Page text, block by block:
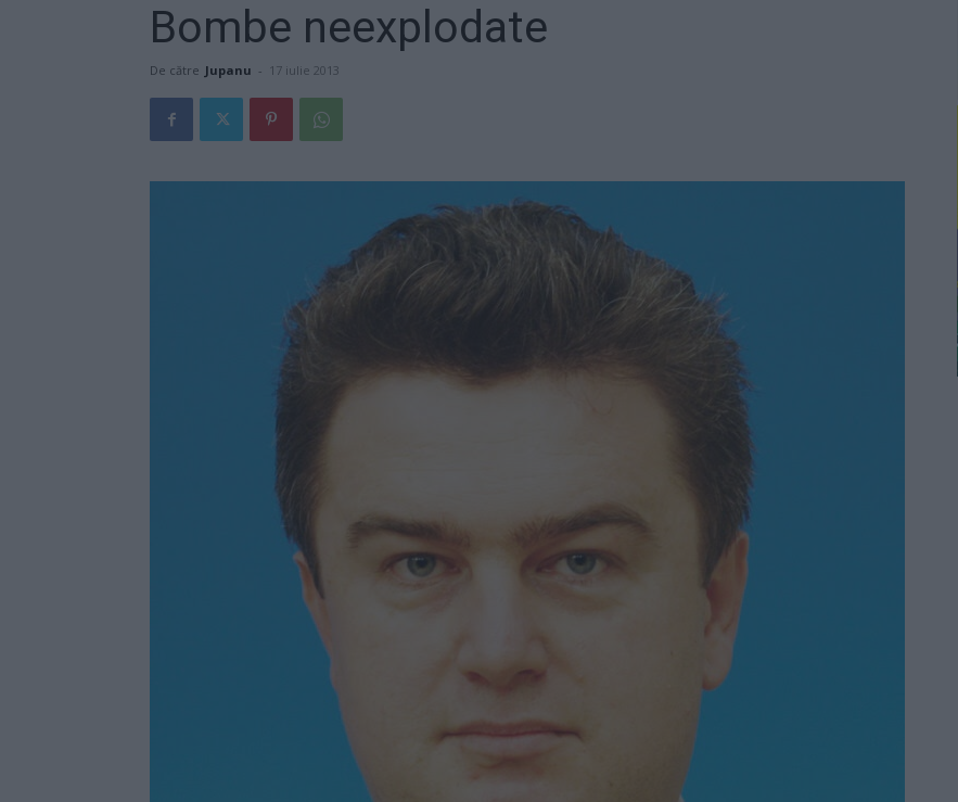
Bombe neexplodate
De către Jupanu - 17 iulie 2013